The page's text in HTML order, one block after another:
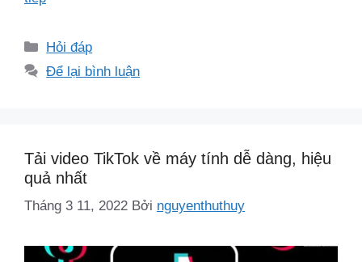
Danh
mục
Hỏi đáp
Để lại bình luận
Tải video TikTok về máy tính dễ dàng, hiệu
quả nhất
Tháng 3 11, 2022 Bởi nguyenthuthuy